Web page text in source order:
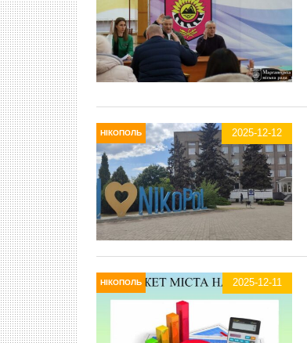
НІКОПОЛЬ 2025-12-12
НІКОПОЛЬ 2025-12-11